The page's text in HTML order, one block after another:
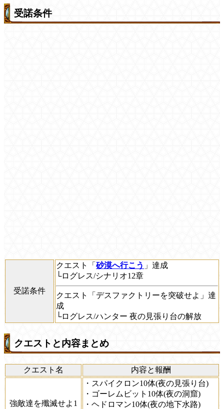
受諾条件
受諾条件
クエスト「 砂漠へ行こう 」達成
└ログレス/シナリオ12章
クエスト「デスファクトリーを突破せよ」達
成
└ログレス/ハンター 夜の見張り台の解放
クエストと内容まとめ
クエスト名 内容と報酬
強敵達を殲滅せよ1
・スパイクロン10体(夜の見張り台)
・ゴーレムビット10体(夜の洞窟)
・ヘドロマン10体(夜の地下水路)